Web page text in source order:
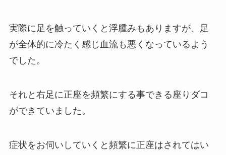
実際に足を触っていくと浮腫みもありますが、足
が全体的に冷たく感じ血流も悪くなっているよう
でした。
それと右足に正座を頻繁にする事できる座りダコ
ができていました。
症状をお伺いしていくと頻繁に正座はされてはい